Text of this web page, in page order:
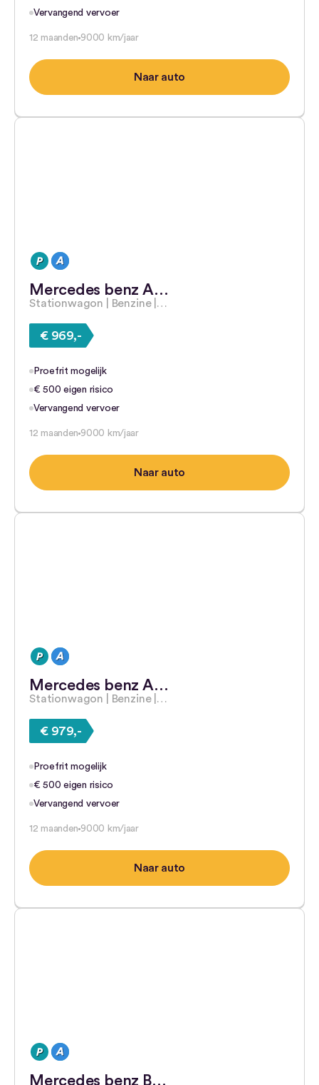
Vervangend vervoer
12 maanden 9000 km/jaar
Naar auto
Mercedes benz A…
Stationwagon | Benzine |…
€ 969,-
Proefrit mogelijk
€ 500 eigen risico
Vervangend vervoer
12 maanden 9000 km/jaar
Naar auto
Mercedes benz A…
Stationwagon | Benzine |…
€ 979,-
Proefrit mogelijk
€ 500 eigen risico
Vervangend vervoer
12 maanden 9000 km/jaar
Naar auto
Mercedes benz B…